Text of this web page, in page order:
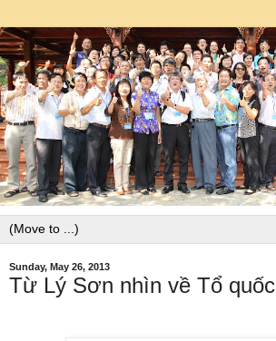
Sunday, May 26, 2013
Từ Lý Sơn nhìn về Tổ quốc